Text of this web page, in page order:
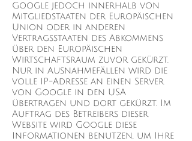
Google jedoch innerhalb von
Mitgliedstaaten der Europäischen
Union oder in anderen
Vertragsstaaten des Abkommens
über den Europäischen
Wirtschaftsraum zuvor gekürzt.
Nur in Ausnahmefällen wird die
volle IP-Adresse an einen Server
von Google in den USA
übertragen und dort gekürzt. Im
Auftrag des Betreibers dieser
Website wird Google diese
Informationen benutzen, um Ihre